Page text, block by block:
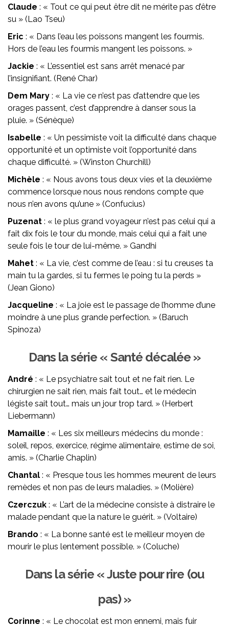
Claude : « Tout ce qui peut être dit ne mérite pas d’être
su » (Lao Tseu)
Eric : « Dans l’eau les poissons mangent les fourmis.
Hors de l’eau les fourmis mangent les poissons. »
Jackie : « L’essentiel est sans arrêt menacé par
l’insignifiant. (René Char)
Dem Mary : « La vie ce n’est pas d’attendre que les
orages passent, c’est d’apprendre à danser sous la
pluie. » (Sénèque)
Isabelle : « Un pessimiste voit la difficulté dans chaque
opportunité et un optimiste voit l’opportunité dans
chaque difficulté. » (Winston Churchill)
Michèle : « Nous avons tous deux vies et la deuxième
commence lorsque nous nous rendons compte que
nous n’en avons qu’une » (Confucius)
Puzenat : « le plus grand voyageur n’est pas celui qui a
fait dix fois le tour du monde, mais celui qui a fait une
seule fois le tour de lui-même. » Gandhi
Mahet : « La vie, c’est comme de l’eau : si tu creuses ta
main tu la gardes, si tu fermes le poing tu la perds »
(Jean Giono)
Jacqueline : « La joie est le passage de l’homme d’une
moindre à une plus grande perfection. » (Baruch
Spinoza)
Dans la série « Santé décalée »
André : « Le psychiatre sait tout et ne fait rien. Le
chirurgien ne sait rien, mais fait tout… et le médecin
légiste sait tout… mais un jour trop tard. » (Herbert
Liebermann)
Mamaille : « Les six meilleurs médecins du monde :
soleil, repos, exercice, régime alimentaire, estime de soi,
amis. » (Charlie Chaplin)
Chantal : « Presque tous les hommes meurent de leurs
remèdes et non pas de leurs maladies. » (Molière)
Czerczuk : « L’art de la médecine consiste à distraire le
malade pendant que la nature le guérit. » (Voltaire)
Brando : « La bonne santé est le meilleur moyen de
mourir le plus lentement possible. » (Coluche)
Dans la série « Juste pour rire (ou
pas) »
Corinne : « Le chocolat est mon ennemi, mais fuir